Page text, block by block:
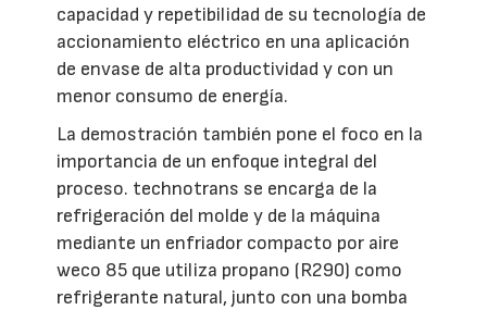
capacidad y repetibilidad de su tecnología de
accionamiento eléctrico en una aplicación
de envase de alta productividad y con un
menor consumo de energía.
La demostración también pone el foco en la
importancia de un enfoque integral del
proceso. technotrans se encarga de la
refrigeración del molde y de la máquina
mediante un enfriador compacto por aire
weco 85 que utiliza propano (R290) como
refrigerante natural, junto con una bomba